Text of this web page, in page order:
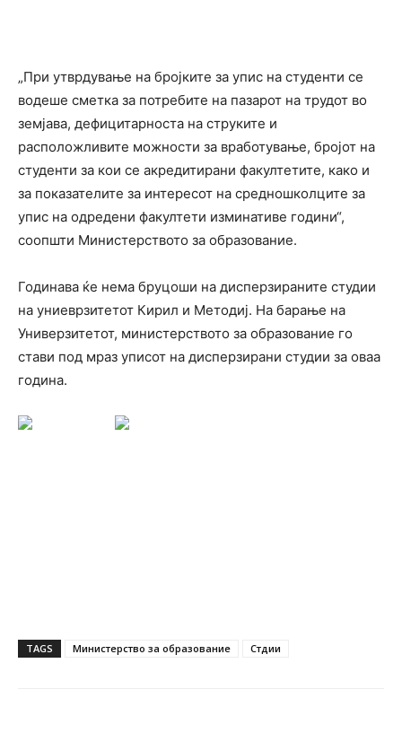
„При утврдување на бројките за упис на студенти се
водеше сметка за потребите на пазарот на трудот во
земјава, дефицитарноста на струките и
расположливите можности за вработување, бројот на
студенти за кои се акредитирани факултетите, како и
за показателите за интересот на средношколците за
упис на одредени факултети изминативе години“,
соопшти Министерството за образование.
Годинава ќе нема бруцоши на дисперзираните студии
на униеврзитетот Кирил и Методиј. На барање на
Универзитетот, министерството за образование го
стави под мраз уписот на дисперзирани студии за оваа
година.
TAGS Министерство за образование Стдии